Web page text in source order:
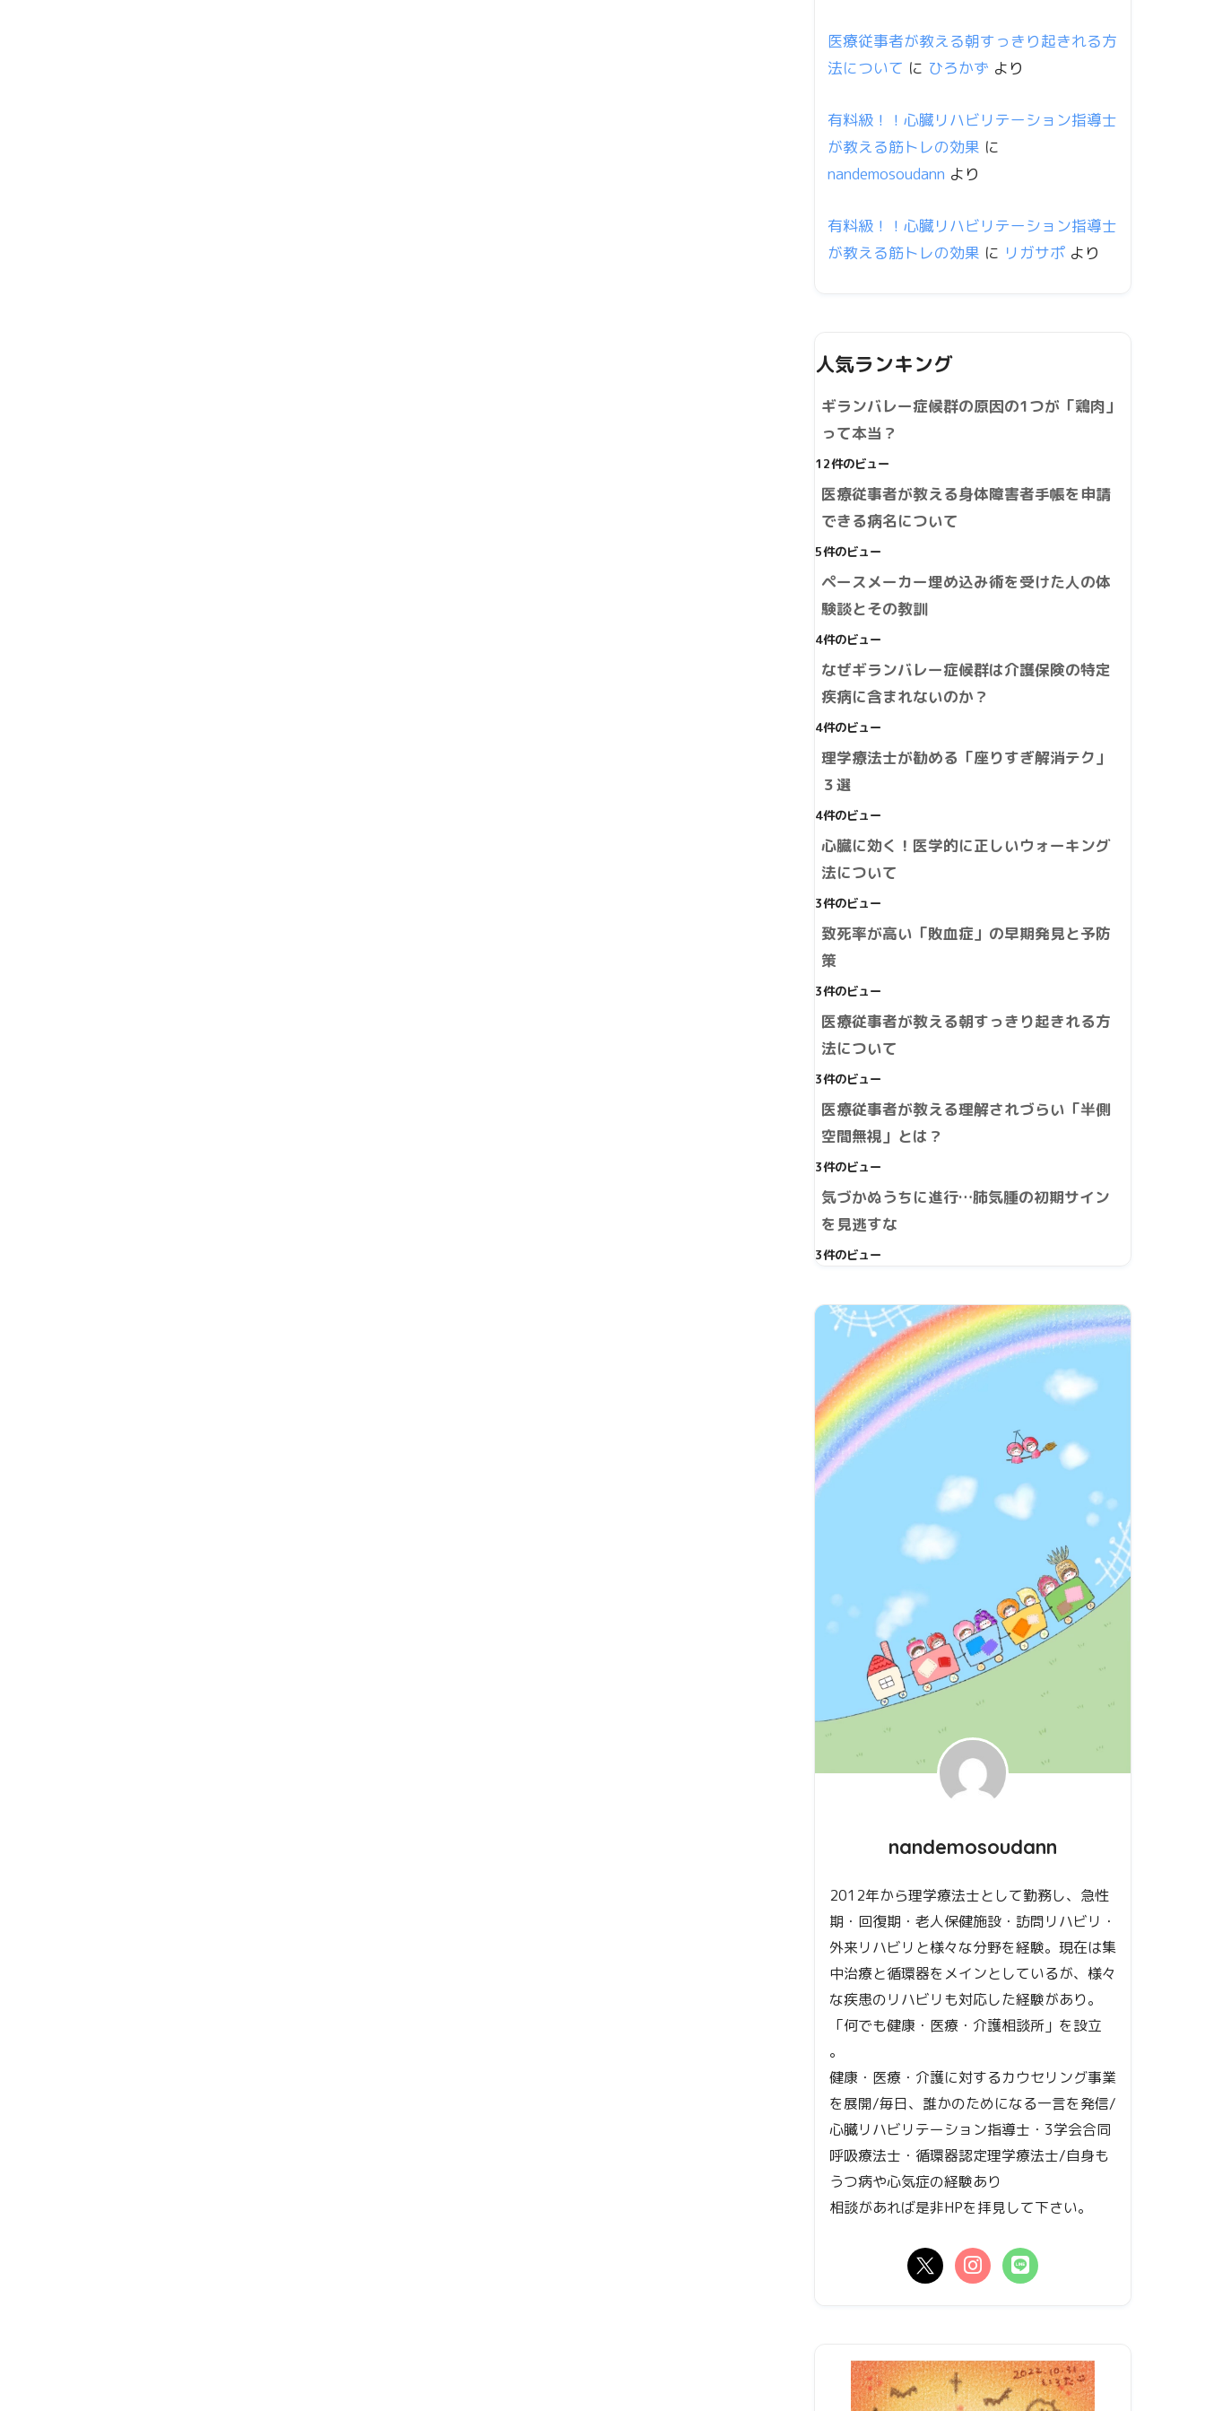
医療従事者が教える朝すっきり起きれる方
法について に ひろかず より
有料級！！心臓リハビリテーション指導士
が教える筋トレの効果 に
nandemosoudann より
有料級！！心臓リハビリテーション指導士
が教える筋トレの効果 に リガサポ より
人気ランキング
ギランバレー症候群の原因の1つが「鶏肉」
って本当？
12件のビュー
医療従事者が教える身体障害者手帳を申請
できる病名について
5件のビュー
ペースメーカー埋め込み術を受けた人の体
験談とその教訓
4件のビュー
なぜギランバレー症候群は介護保険の特定
疾病に含まれないのか？
4件のビュー
理学療法士が勧める「座りすぎ解消テク」
３選
4件のビュー
心臓に効く！医学的に正しいウォーキング
法について
3件のビュー
致死率が高い「敗血症」の早期発見と予防
策
3件のビュー
医療従事者が教える朝すっきり起きれる方
法について
3件のビュー
医療従事者が教える理解されづらい「半側
空間無視」とは？
3件のビュー
気づかぬうちに進行…肺気腫の初期サイン
を見逃すな
3件のビュー
nandemosoudann
2012年から理学療法士として勤務し、急性
期・回復期・老人保健施設・訪問リハビリ・
外来リハビリと様々な分野を経験。現在は集
中治療と循環器をメインとしているが、様々
な疾患のリハビリも対応した経験があり。
「何でも健康・医療・介護相談所」を設立
。
健康・医療・介護に対するカウセリング事業
を展開/毎日、誰かのためになる一言を発信/
心臓リハビリテーション指導士・3学会合同
呼吸療法士・循環器認定理学療法士/自身も
うつ病や心気症の経験あり
相談があれば是非HPを拝見して下さい。